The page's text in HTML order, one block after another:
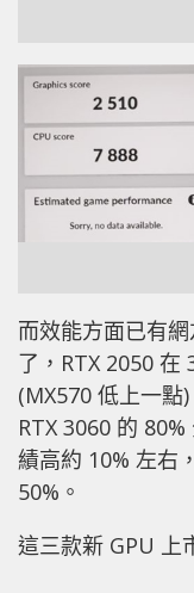
而效能方面已有
了，RTX 2050
(MX570 低上一點
RTX 3060 的
績高約 10% 左右
50%。
這三款新 GPU 上